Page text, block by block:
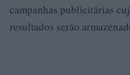
campanhas publicitárias
resultados serão